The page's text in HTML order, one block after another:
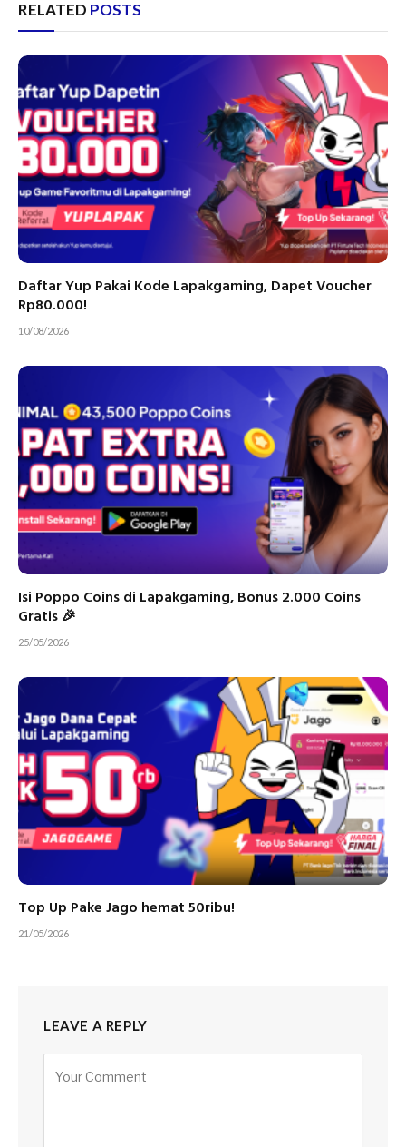
RELATED POSTS
Daftar Yup Pakai Kode Lapakgaming, Dapet Voucher
Rp80.000!
10/08/2026
Isi Poppo Coins di Lapakgaming, Bonus 2.000 Coins
Gratis 🎉
25/05/2026
Top Up Pake Jago hemat 50ribu!
21/05/2026
LEAVE A REPLY